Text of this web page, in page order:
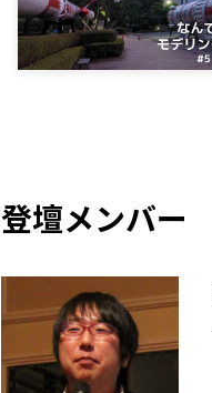
登壇メンバー